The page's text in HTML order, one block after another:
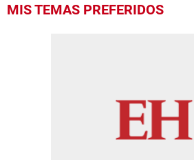
MIS TEMAS PREFERIDOS